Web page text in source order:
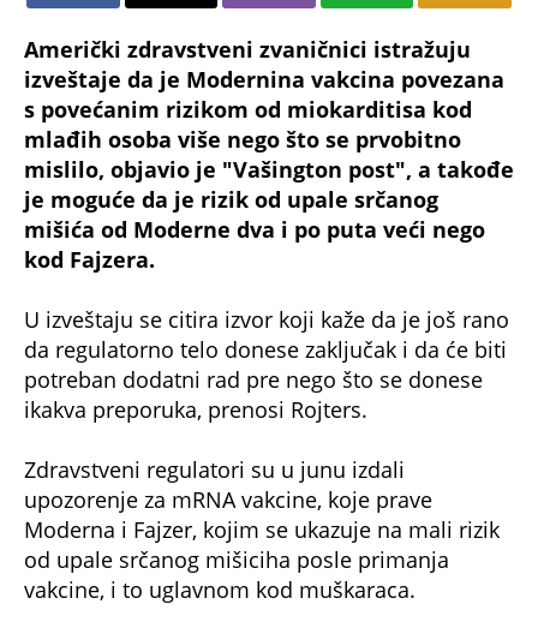
Američki zdravstveni zvaničnici istražuju
izveštaje da je Modernina vakcina povezana
s povećanim rizikom od miokarditisa kod
mlađih osoba više nego što se prvobitno
mislilo, objavio je "Vašington post", a takođe
je moguće da je rizik od upale srčanog
mišića od Moderne dva i po puta veći nego
kod Fajzera.
U izveštaju se citira izvor koji kaže da je još rano
da regulatorno telo donese zaključak i da će biti
potreban dodatni rad pre nego što se donese
ikakva preporuka, prenosi Rojters.
Zdravstveni regulatori su u junu izdali
upozorenje za mRNA vakcine, koje prave
Moderna i Fajzer, kojim se ukazuje na mali rizik
od upale srčanog mišiciha posle primanja
vakcine, i to uglavnom kod muškaraca.